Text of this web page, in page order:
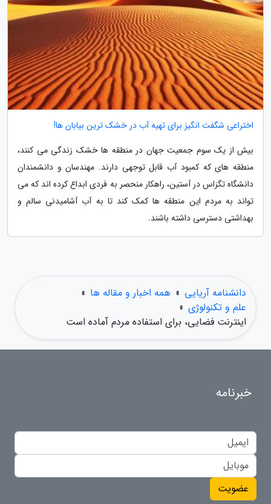
اختراعی شگفت انگیز برای تهیه آب در خشک ترین بیابان ها!
بیش از یک سوم جمعیت جهان در منطقه ها خشک زندگی می کنند،
منطقه های که کمبود آب قابل توجهی دارند. مهندسان و دانشمندان
دانشگاه تگزاس در آستین، راهکار منحصر به فردی ابداع کرده اند که می
تواند به مردم این منطقه ها کمک کند تا به آب آشامیدنی سالم و
بهداشتی دسترسی داشته باشند.
دانشنامه آریایی » همه اخبار و مقاله ها »
علم و تکنولوژی »
اینترنت فضایی، برای استفاده مردم آماده است
خبرنامه
عضویت